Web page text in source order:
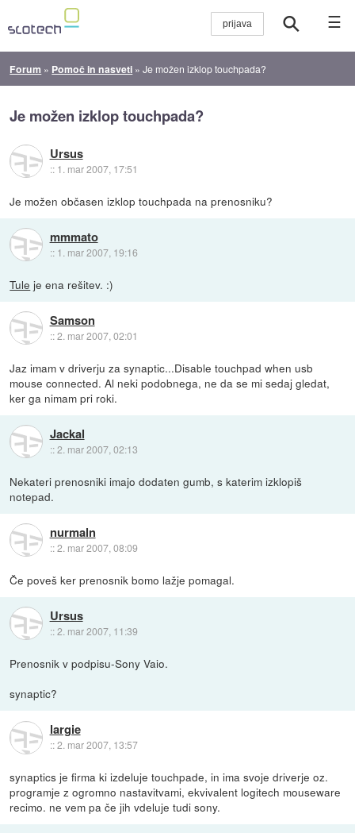
☰
Forum » Pomoč in nasveti »Je možen izklop touchpada?
Je možen izklop touchpada?
Ursus
:: 1. mar 2007, 17:51
Je možen občasen izklop touchpada na prenosniku?
mmmato
:: 1. mar 2007, 19:16
Tule je ena rešitev. :)
Samson
::2. mar 2007, 02:01
Jaz imam v driverju za synaptic...Disable touchpad when usb
mouse connected. Al neki podobnega, ne da se mi sedaj gledat,
ker ga nimam pri roki.
Jackal
::2. mar 2007, 02:13
Nekateri prenosniki imajo dodaten gumb, s katerim izklopiš
notepad.
nurmaln
::2. mar 2007, 08:09
Če poveš ker prenosnik bomo lažje pomagal.
Ursus
::2. mar 2007, 11:39
Prenosnik v podpisu-Sony Vaio.
synaptic?
largie
::2. mar 2007, 13:57
synaptics je firma ki izdeluje touchpade, in ima svoje driverje oz.
programje z ogromno nastavitvami, ekvivalent logitech mouseware
recimo. ne vem pa če jih vdeluje tudi sony.